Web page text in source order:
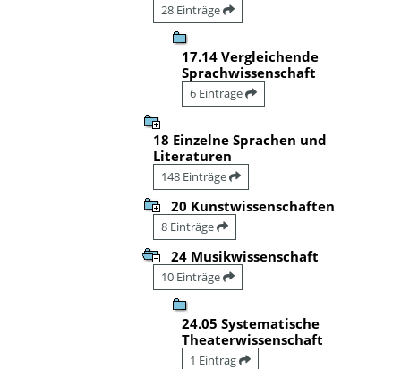
28 Einträge
17.14 Vergleichende
Sprachwissenschaft
6 Einträge
18 Einzelne Sprachen und
Literaturen
148 Einträge
20 Kunstwissenschaften
8 Einträge
24 Musikwissenschaft
10 Einträge
24.05 Systematische
Theaterwissenschaft
1 Eintrag